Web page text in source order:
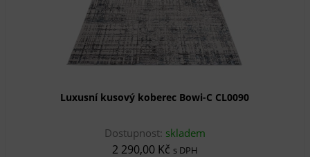
Luxusní kusový koberec Bowi-C CL0090
Dostupnost: skladem
2 290,00 Kč s DPH